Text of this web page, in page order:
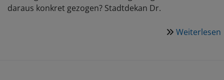
daraus konkret gezogen? Stadtdekan Dr.
Weiterlesen